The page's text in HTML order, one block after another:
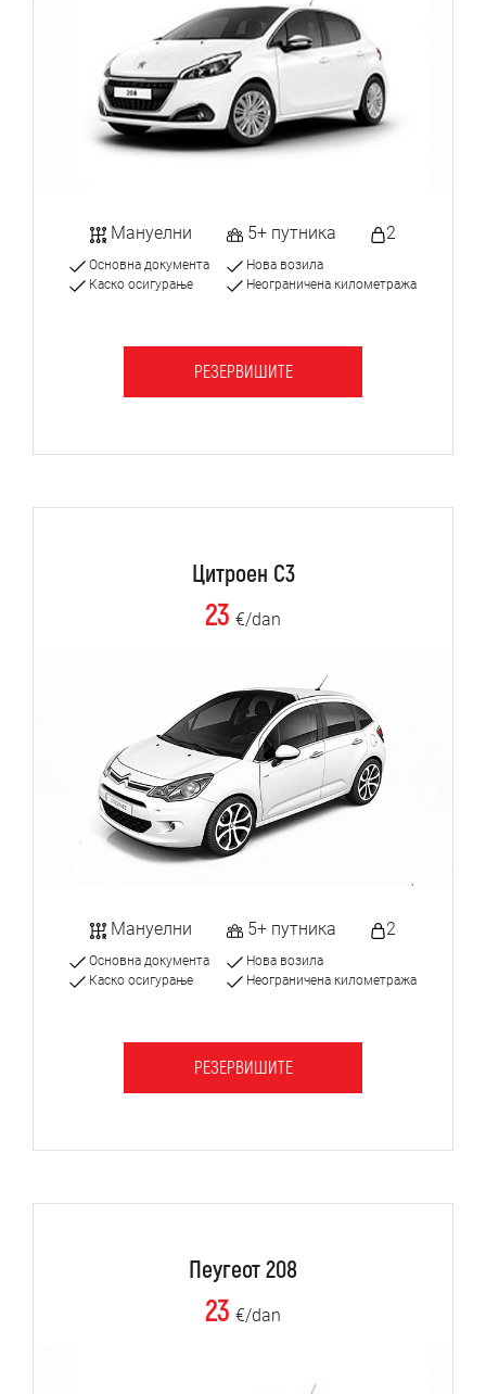
Мануелни 5+ путника 2
Основна документа
Каско осигурање
Нова возила
Неограничена километража
РЕЗЕРВИШИТЕ
Цитроен C3
23 €/dan
Мануелни 5+ путника 2
Основна документа
Каско осигурање
Нова возила
Неограничена километража
РЕЗЕРВИШИТЕ
Пеугеот 208
23 €/dan